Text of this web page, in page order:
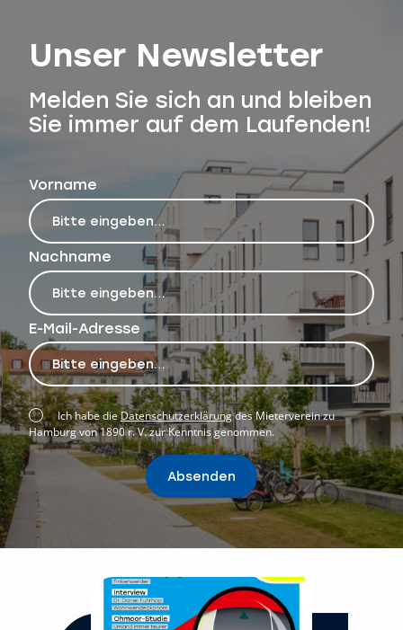
Unser Newsletter
Melden Sie sich an und bleiben
Sie immer auf dem Laufenden!
Vorname
Nachname
E-Mail-Adresse
Ich habe dieDatenschutzerklärungdes Mieterverein zu
Hamburg von 1890 r. V. zur Kenntnis genommen.
Absenden